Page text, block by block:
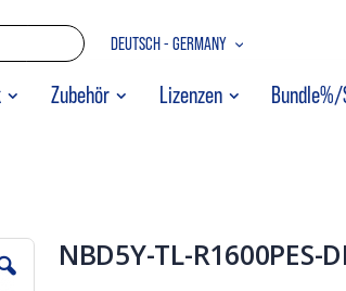
SUCHE
Zum
InhaltSPRACHE
DEUTSCH - GERMANY
Zubehör Lizenzen Bundle%/
NBD5Y-TL-R1600PES-